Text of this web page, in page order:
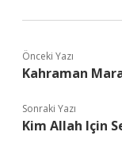
Önceki Yazı
Kahraman
Sonraki Yazı
Kim Allah Için